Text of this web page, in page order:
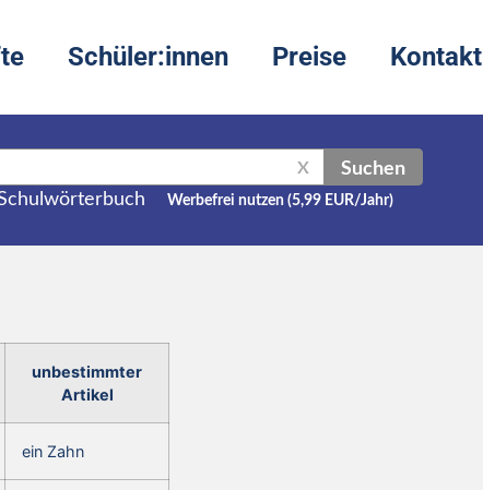
Schüler:innen Preise Kontakt
X Suchen
Werbefrei nutzen (5,99 EUR/Jahr)
unbestimmter
Artikel
ein Zahn